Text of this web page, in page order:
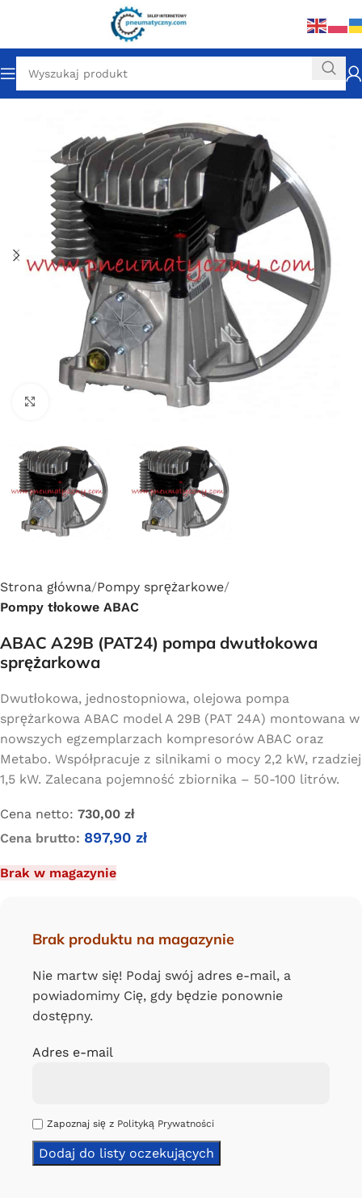
Strona główna Pompy sprężarkowe
Pompy tłokowe ABAC
ABAC A29B (PAT24) pompa dwutłokowa
sprężarkowa
Dwutłokowa, jednostopniowa, olejowa pompa
sprężarkowa ABAC model A 29B (PAT 24A) montowana w
nowszych egzemplarzach kompresorów ABAC oraz
Metabo. Współpracuje z silnikami o mocy 2,2 kW, rzadziej
1,5 kW. Zalecana pojemność zbiornika – 50-100 litrów.
Cena netto: 730,00 zł
Cena brutto: 897,90 zł
Brak w magazynie
Brak produktu na magazynie
Nie martw się! Podaj swój adres e-mail, a
powiadomimy Cię, gdy będzie ponownie
dostępny.
Adres e-mail
Zapoznaj się z Polityką Prywatności